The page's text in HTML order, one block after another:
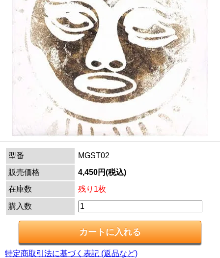
型番
MGST02
販売価格
4,450円(税込)
在庫数
残り1枚
購入数
特定商取引法に基づく表記 (返品など)